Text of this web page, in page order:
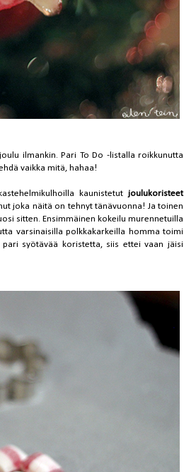
ilmankin. Pari To Do -listalla roikkunutta
vaikka mitä, hahaa!
kaunistetut joulukoristeet
joka näitä on tehnyt tänävuonna! Ja toinen
sitten. Ensimmäinen kokeilu murennetuilla
varsinaisilla polkkakarkeilla homma toimi
syötävää koristetta, siis ettei vaan jäisi